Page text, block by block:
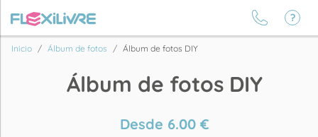
Inicio Álbum de fotos Álbum de fotos DIY
Álbum de fotos DIY
Desde 6.00€